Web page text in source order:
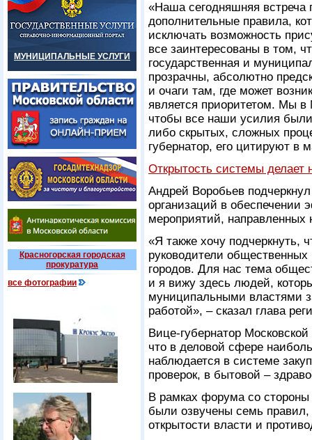
МУНИЦИПАЛЬНЫЕ УСЛУГИ
Красногорская городская
прокуратура
все фотографии
«Наша сегодняшняя встреча
дополнительные правила,
исключать возможность
все заинтересованы в том,
государственная и
прозрачны, абсолютно
и очаги там, где может
является приоритетом. Мы в
чтобы все наши усилия
либо скрытых, сложных
губернатор, его цитируют в
Открытость системы делает
Андрей Воробьев
организаций в обеспечении
мероприятий, направленных
«Я также хочу подчеркнуть,
руководители
городов. Для нас тема
и я вижу здесь людей,
муниципальными властями
работой», – сказал глава
Вице-губернатор
что в деловой сфере
наблюдается в системе
проверок, в бытовой –
В рамках форума со стороны
были озвучены семь правил,
открытости власти и